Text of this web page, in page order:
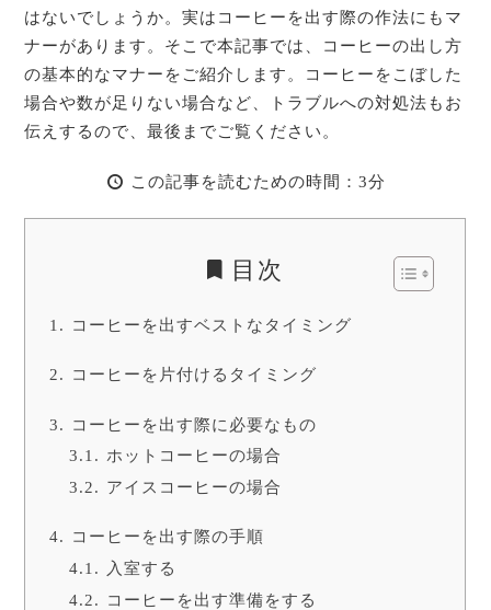
はないでしょうか。実はコーヒーを出す際の作法にもマ
ナーがあります。そこで本記事では、コーヒーの出し方
の基本的なマナーをご紹介します。コーヒーをこぼした
場合や数が足りない場合など、トラブルへの対処法もお
伝えするので、最後までご覧ください。
この記事を読むための時間：3分
目次
コーヒーを出すベストなタイミング
コーヒーを片付けるタイミング
コーヒーを出す際に必要なもの
ホットコーヒーの場合
アイスコーヒーの場合
コーヒーを出す際の手順
入室する
コーヒーを出す準備をする